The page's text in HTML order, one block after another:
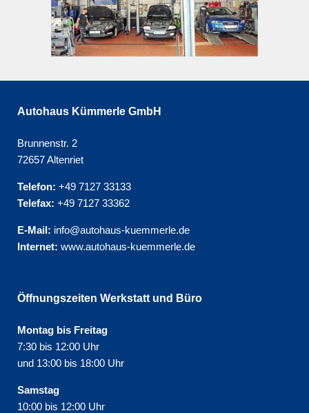
Autohaus Kümmerle GmbH
Brunnenstr. 2
72657 Altenriet
Telefon: +49 7127 33133
Telefax: +49 7127 33362
E-Mail: info@autohaus-kuemmerle.de
Internet: www.autohaus-kuemmerle.de
Öffnungszeiten Werkstatt und Büro
Montag bis Freitag
7:30 bis 12:00 Uhr
und 13:00 bis 18:00 Uhr
Samstag
10:00 bis 12:00 Uhr